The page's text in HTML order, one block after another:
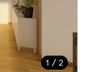
1 / 2